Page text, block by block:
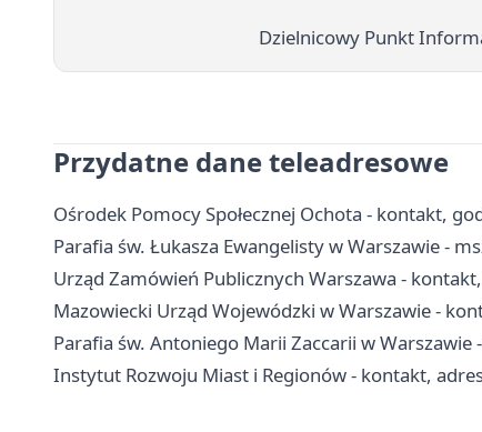
Dzielnicowy Punkt
Przydatne dane teleadresowe
Ośrodek Pomocy Społecznej Ochota - kontakt,
Parafia św. Łukasza Ewangelisty w Warszawie -
Urząd Zamówień Publicznych Warszawa -
Mazowiecki Urząd Wojewódzki w Warszawie -
Parafia św. Antoniego Marii Zaccarii w
Instytut Rozwoju Miast i Regionów - kontakt,